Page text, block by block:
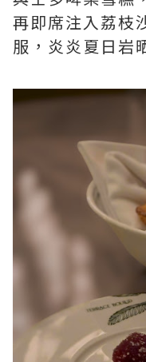
再即席注入荔枝
服，炎炎夏日岩